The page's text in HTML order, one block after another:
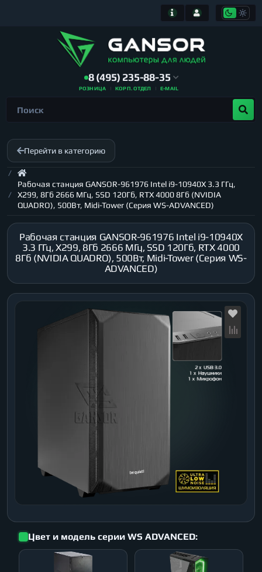
8 (495) 235-88-35
РОЗНИЦА КОРП. ОТДЕЛ E-MAIL
Перейти в категорию
Рабочая станция GANSOR-961976 Intel i9-10940X 3.3 ГГц,
X299, 8Гб 2666 МГц, SSD 120Гб, RTX 4000 8Гб (NVIDIA
QUADRO), 500Вт, Midi-Tower (Серия WS-ADVANCED)
Рабочая станция GANSOR-961976 Intel i9-10940X
3.3 ГГц, X299, 8Гб 2666 МГц, SSD 120Гб, RTX 4000
8Гб (NVIDIA QUADRO), 500Вт, Midi-Tower (Серия WS-
ADVANCED)
Цвет и модель серии WS ADVANCED: